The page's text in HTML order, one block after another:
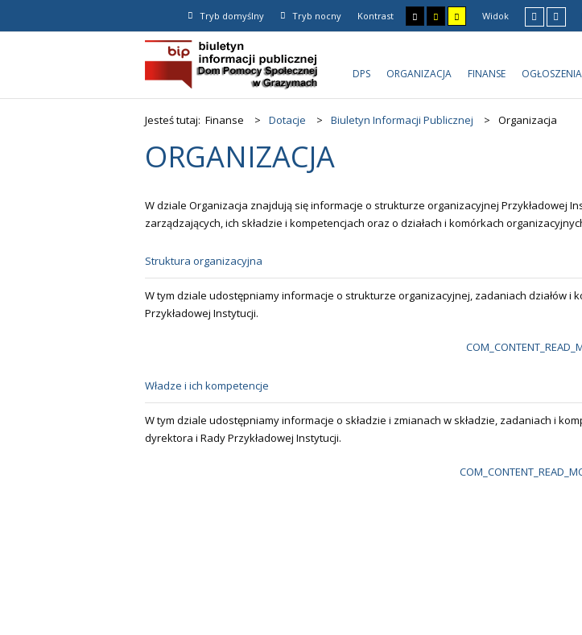
Tryb domyślny Tryb nocny Kontrast Widok
DPS ORGANIZACJA FINANSE OGŁOSZENIA
Jesteś tutaj: Finanse > Dotacje > Biuletyn Informacji Publicznej > Organizacja
ORGANIZACJA
W dziale Organizacja znajdują się informacje o strukturze organizacyjnej Przykładowej
zarządzających, ich składzie i kompetencjach oraz o działach i komórkach
Struktura organizacyjna
W tym dziale udostępniamy informacje o strukturze organizacyjnej, zadaniach działów i
Przykładowej Instytucji.
Władze i ich kompetencje
W tym dziale udostępniamy informacje o składzie i zmianach w składzie, zadaniach i
dyrektora i Rady Przykładowej Instytucji.